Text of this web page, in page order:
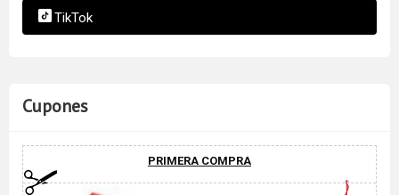
TikTok
Cupones
PRIMERA COMPRA